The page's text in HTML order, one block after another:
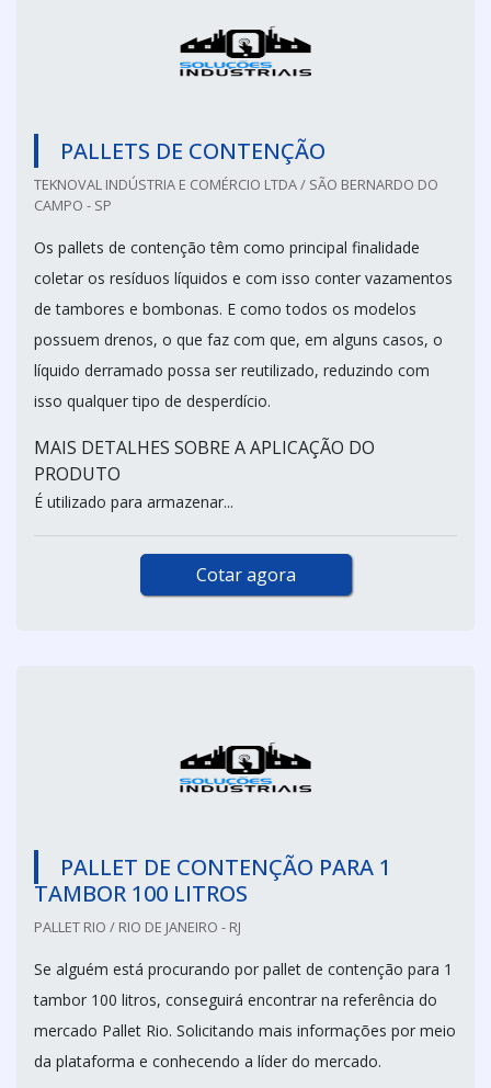
PALLETS DE CONTENÇÃO
TEKNOVAL INDÚSTRIA E COMÉRCIO LTDA / SÃO BERNARDO DO
CAMPO - SP
Os pallets de contenção têm como principal finalidade
coletar os resíduos líquidos e com isso conter vazamentos
de tambores e bombonas. E como todos os modelos
possuem drenos, o que faz com que, em alguns casos, o
líquido derramado possa ser reutilizado, reduzindo com
isso qualquer tipo de desperdício.
MAIS DETALHES SOBRE A APLICAÇÃO DO
PRODUTO
É utilizado para armazenar...
Cotar agora
PALLET DE CONTENÇÃO PARA 1
TAMBOR 100 LITROS
PALLET RIO / RIO DE JANEIRO - RJ
Se alguém está procurando por pallet de contenção para 1
tambor 100 litros, conseguirá encontrar na referência do
mercado Pallet Rio. Solicitando mais informações por meio
da plataforma e conhecendo a líder do mercado.